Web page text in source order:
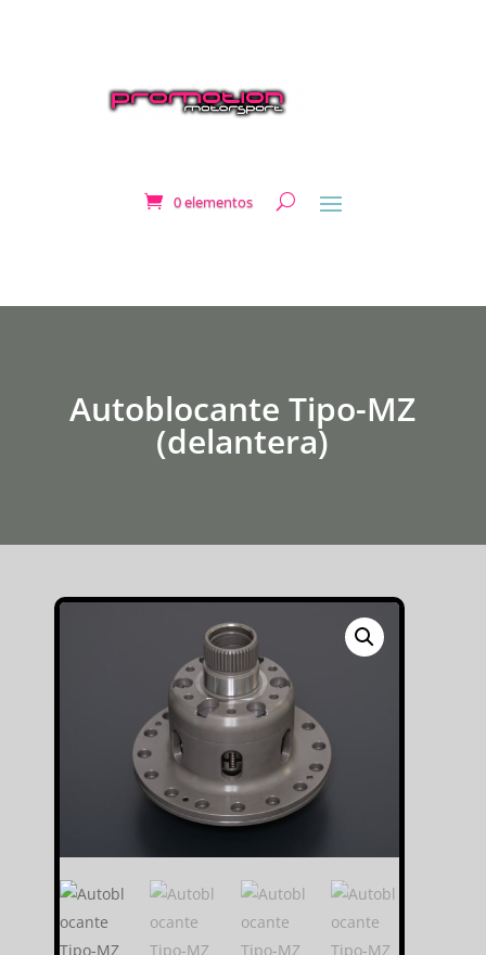
0 elementos
Autoblocante Tipo-MZ
(delantera)